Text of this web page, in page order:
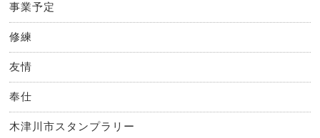
事業予定
修練
友情
奉仕
木津川市スタンプラリー